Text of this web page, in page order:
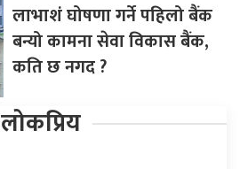
लाभाशं घोषणा गर्ने पहिलो बैंक
बन्यो कामना सेवा विकास बैंक,
कति छ नगद ?
लोकप्रिय